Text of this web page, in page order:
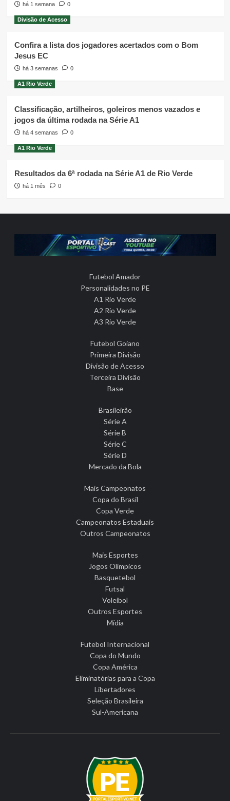
há 1 semana 0
Divisão de Acesso
Confira a lista dos jogadores acertados com o Bom
Jesus EC
há 3 semanas 0
A1 Rio Verde
Classificação, artilheiros, goleiros menos vazados e
jogos da última rodada na Série A1
há 4 semanas 0
A1 Rio Verde
Resultados da 6ª rodada na Série A1 de Rio Verde
há 1 mês 0
Futebol Amador
Personalidades no PE
A1 Rio Verde
A2 Rio Verde
A3 Rio Verde
Futebol Goiano
Primeira Divisão
Divisão de Acesso
Terceira Divisão
Base
Brasileirão
Série A
Série B
Série C
Série D
Mercado da Bola
Mais Campeonatos
Copa do Brasil
Copa Verde
Campeonatos Estaduais
Outros Campeonatos
Mais Esportes
Jogos Olímpicos
Basquetebol
Futsal
Voleibol
Outros Esportes
Mídia
Futebol Internacional
Copa do Mundo
Copa América
Eliminatórias para a Copa
Libertadores
Seleção Brasileira
Sul-Americana